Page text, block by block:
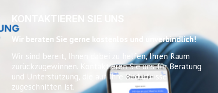
KONTAKTIEREN SIE UNS
Wir beraten Sie gerne kostenlos und unverbindlich!
Wir sind bereit, Ihnen dabei zu helfen, Ihren Raum
zurückzugewinnen. Kontaktieren Sie uns für Beratung
und Unterstützung, die auf Ihre Bedürfnisse
zugeschnitten ist.